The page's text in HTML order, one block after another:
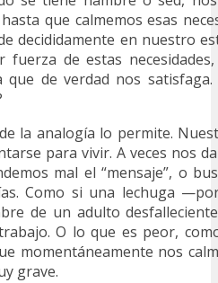
que calmemos esas
decididamente en nuestro
fuerza de estas
de verdad nos satisfaga.
la analogía lo permite.
para vivir. A veces nos
mal el “mensaje”, o
Como si una lechuga
de un adulto
O lo que es peor,
momentáneamente nos
grave.